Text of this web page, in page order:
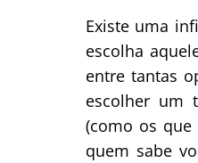
Existe uma
escolha
entre tantas
escolher um
(como os que
quem sabe